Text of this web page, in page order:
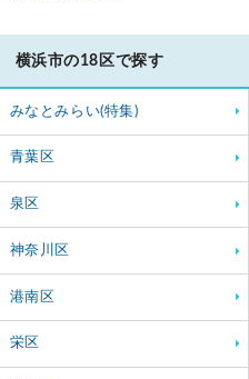
横浜市の18区で探す
みなとみらい(特集)
青葉区
泉区
神奈川区
港南区
栄区